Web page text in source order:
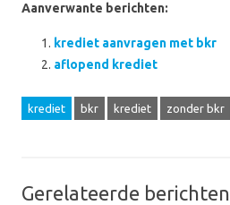
Aanverwante berichten:
krediet aanvragen met bkr
aflopend krediet
krediet bkr krediet zonder bkr
Gerelateerde berichten